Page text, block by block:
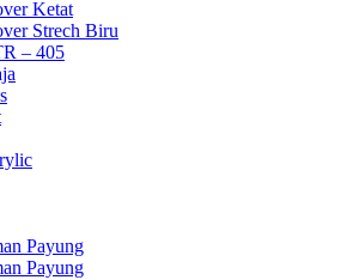
Ketat
Strech Biru
– 405
Payung
Payung